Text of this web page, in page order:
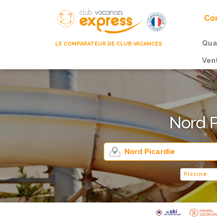
LE COMPARATEUR DE CLUB VACANCES
Nord
Piscine